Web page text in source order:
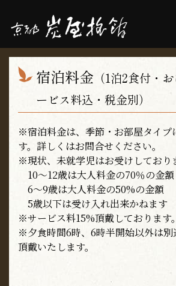
宿泊料金 （1泊2食付・
ービス料込・税金別）
※宿泊料金は、季節・お部屋タイプ
す。詳しくはお問合せください。
※現状、未就学児はお受けしており
10～12歳は大人料金の70％の金額
6～9歳は大人料金の50%の金額
5歳以下は受け入れ出来かねます
※サービス料15%頂戴しております。
※夕食時間6時、6時半開始以外は別
頂戴いたします。